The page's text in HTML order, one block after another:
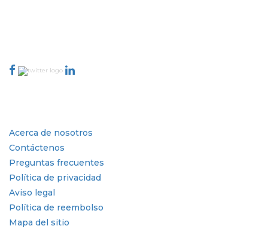
Acerca de nosotros
Contáctenos
Preguntas frecuentes
Política de privacidad
Aviso legal
Política de reembolso
Mapa del sitio